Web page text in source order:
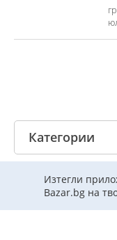
Категории
Изтегли
Bazar.bg на